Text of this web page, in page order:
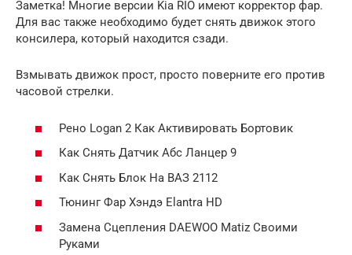
Заметка! Многие версии Kia RIO имеют корректор фар.
Для вас также необходимо будет снять движок этого
консилера, который находится сзади.
Взмывать движок прост, просто поверните его против
часовой стрелки.
Рено Logan 2 Как Активировать Бортовик
Как Снять Датчик Абс Ланцер 9
Как Снять Блок На ВАЗ 2112
Тюнинг Фар Хэндэ Elantra HD
Замена Сцепления DAEWOO Matiz Своими
Руками